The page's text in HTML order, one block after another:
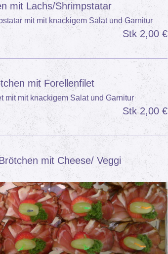
mit Lachs/Shrimpstatar
mit mit knackigem Salat und Garnitur
Stk 2,00 €
mit Forellenfilet
mit mit knackigem Salat und Garnitur
Stk 2,00 €
mit Cheese/ Veggi